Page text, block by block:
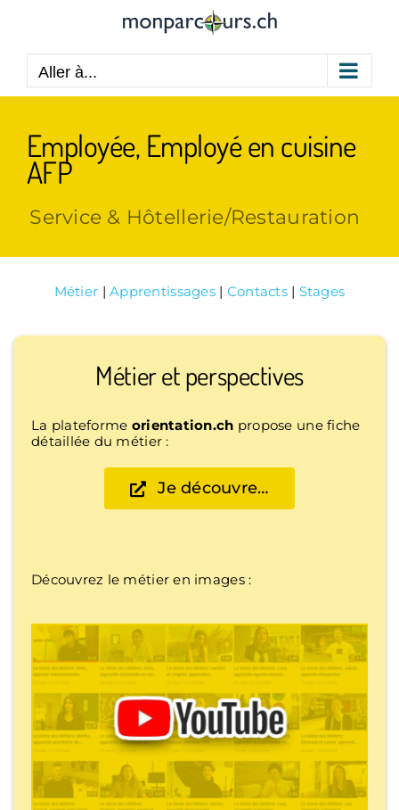
contenuAller à...
Employée, Employé en cuisine
AFP
Service & Hôtellerie/Restauration
Métier |Apprentissages| Contacts| Stages
Métier et perspectives
La plateforme orientation.ch propose une fiche
détaillée du métier :
Je découvre…
Découvrez le métier en images :